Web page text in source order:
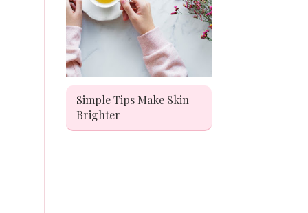
Simple Tips Make Skin
Brighter